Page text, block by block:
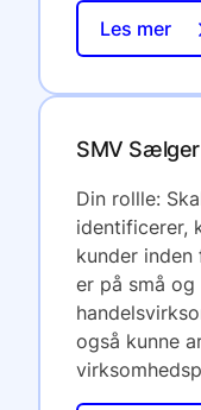
Les mer
SMV
Din rollle:
identificerer,
kunder
er på små
også kunne